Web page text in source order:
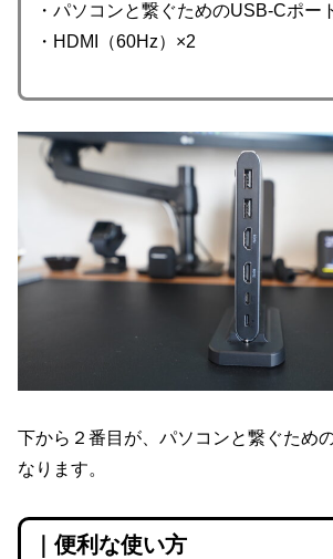
・パソコンと繋ぐためのUSB-Cポー
・HDMI（60Hz）×2
下から２番目が、パソコンと繋ぐため
なります。
｜便利な使い方